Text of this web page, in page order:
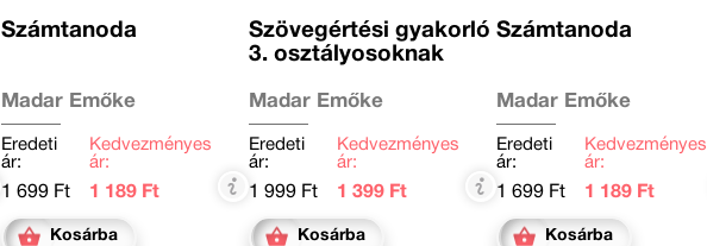
Számtanoda
Madar Emőke
Eredeti
ár:
1 699 Ft
Kedvezményes
ár:
1 189 Ft
Kosárba
Szövegértési gyakorló
3. osztályosoknak
Madar Emőke
Eredeti
ár:
1 999 Ft
Kedvezményes
ár:
1 399 Ft
Kosárba
Számtanoda
Madar Emőke
Eredeti
ár:
1 699 Ft
Kedvezményes
ár:
1 189 Ft
Kosárba